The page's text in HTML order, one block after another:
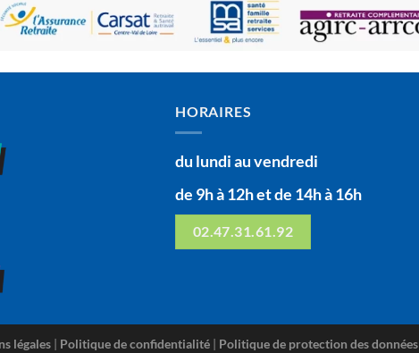
HORAIRES
du lundi au vendredi
de 9h à 12h et de 14h à 16h
02.47.31.61.92
légales| Politique de confidentialité| Politique de protection des données